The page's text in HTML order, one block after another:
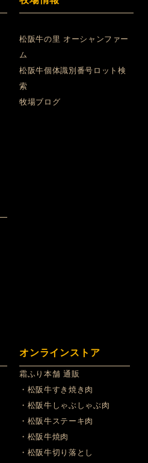
松阪牛の里 オーシャンファー
ム
松阪牛個体識別番号ロット検
索
牧場ブログ
オンラインストア
霜ふり本舗 通販
・松阪牛すき焼き肉
・松阪牛しゃぶしゃぶ肉
・松阪牛ステーキ肉
・松阪牛焼肉
・松阪牛切り落とし